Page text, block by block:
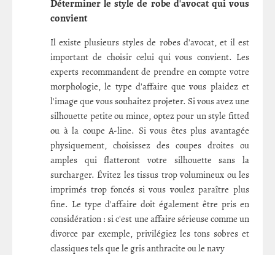
Déterminer le style de robe d'avocat qui vous
convient
Il existe plusieurs styles de robes d'avocat, et il est
important de choisir celui qui vous convient. Les
experts recommandent de prendre en compte votre
morphologie, le type d'affaire que vous plaidez et
l'image que vous souhaitez projeter. Si vous avez une
silhouette petite ou mince, optez pour un style fitted
ou à la coupe A-line. Si vous êtes plus avantagée
physiquement, choisissez des coupes droites ou
amples qui flatteront votre silhouette sans la
surcharger. Évitez les tissus trop volumineux ou les
imprimés trop foncés si vous voulez paraître plus
fine. Le type d'affaire doit également être pris en
considération : si c'est une affaire sérieuse comme un
divorce par exemple, privilégiez les tons sobres et
classiques tels que le gris anthracite ou le navy